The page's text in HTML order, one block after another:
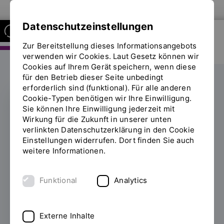
FAKULTÄT ELEKTRO- UND
INFORMATIONSTECHNIK
REISEKOSTENZUSCHUSS
Auslandsaufenthalt
trotz kleinem
Geldbeutel
Norwegen bis Südafrika: Dank einer
Datenschutzeinstellungen
Zur Bereitstellung dieses Informationsangebots
verwenden wir Cookies. Laut Gesetz können wir
Cookies auf Ihrem Gerät speichern, wenn diese
für den Betrieb dieser Seite unbedingt
erforderlich sind (funktional). Für alle anderen
Cookie-Typen benötigen wir Ihre Einwilligung.
Sie können Ihre Einwilligung jederzeit mit
Wirkung für die Zukunft in unserer unten
verlinkten Datenschutzerklärung in den Cookie
Einstellungen widerrufen. Dort finden Sie auch
weitere Informationen.
Funktional Analytics
Externe Inhalte